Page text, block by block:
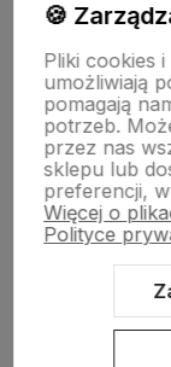
Informacje
O nas
Sklep
🍪
Pliki cookies
umożliwiają
pomagają
potrzeb.
przez nas
sklepu lub
preferencji,
Więcej o
Polityce